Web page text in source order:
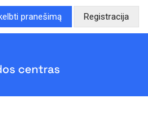
pranešimą Registracija